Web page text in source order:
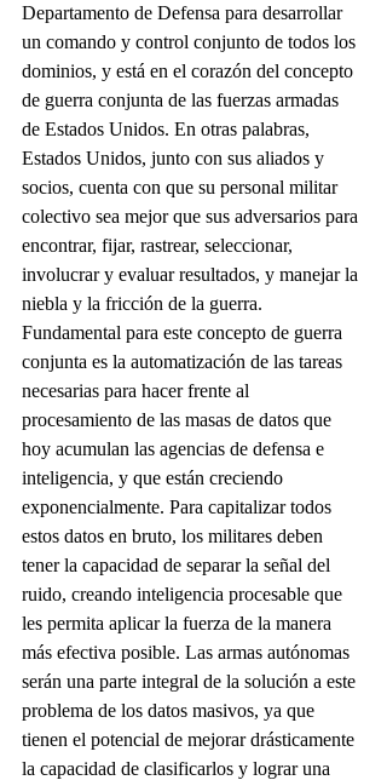
Departamento de Defensa para desarrollar
un comando y control conjunto de todos los
dominios, y está en el corazón del concepto
de guerra conjunta de las fuerzas armadas
de Estados Unidos. En otras palabras,
Estados Unidos, junto con sus aliados y
socios, cuenta con que su personal militar
colectivo sea mejor que sus adversarios para
encontrar, fijar, rastrear, seleccionar,
involucrar y evaluar resultados, y manejar la
niebla y la fricción de la guerra.
Fundamental para este concepto de guerra
conjunta es la automatización de las tareas
necesarias para hacer frente al
procesamiento de las masas de datos que
hoy acumulan las agencias de defensa e
inteligencia, y que están creciendo
exponencialmente. Para capitalizar todos
estos datos en bruto, los militares deben
tener la capacidad de separar la señal del
ruido, creando inteligencia procesable que
les permita aplicar la fuerza de la manera
más efectiva posible. Las armas autónomas
serán una parte integral de la solución a este
problema de los datos masivos, ya que
tienen el potencial de mejorar drásticamente
la capacidad de clasificarlos y lograr una